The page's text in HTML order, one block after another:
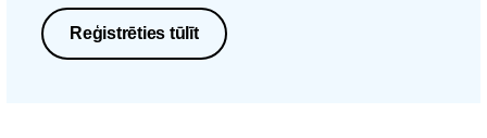
Reģistrēties tūlīt